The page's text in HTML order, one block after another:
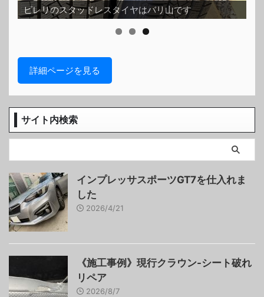
ピレリのスタッドレスタイヤはバリ山です
詳細ページを見る
サイト内検索
インプレッサスポーツGT7を仕入れま
した
2026/4/21
《施工事例》現行クラウン-シート破れ
リペア
2026/8/7